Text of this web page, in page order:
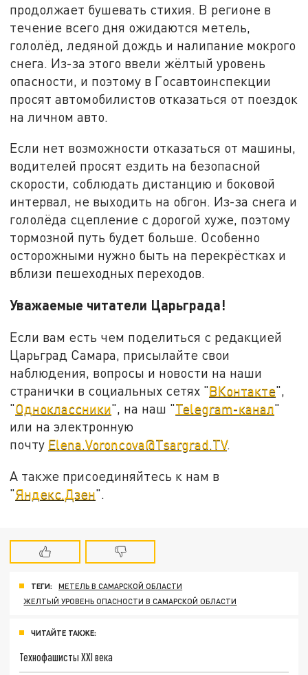
продолжает бушевать стихия. В регионе в
течение всего дня ожидаются метель,
гололёд, ледяной дождь и налипание мокрого
снега. Из-за этого ввели жёлтый уровень
опасности, и поэтому в Госавтоинспекции
просят автомобилистов отказаться от поездок
на личном авто.
Если нет возможности отказаться от машины,
водителей просят ездить на безопасной
скорости, соблюдать дистанцию и боковой
интервал, не выходить на обгон. Из-за снега и
гололёда сцепление с дорогой хуже, поэтому
тормозной путь будет больше. Особенно
осторожными нужно быть на перекрёстках и
вблизи пешеходных переходов.
Уважаемые читатели Царьграда!
Если вам есть чем поделиться с редакцией
Царьград Самара, присылайте свои
наблюдения, вопросы и новости на наши
странички в социальных сетях "ВКонтакте",
"Одноклассники", на наш "Telegram-канал"
или на электронную
почту Elena.Voroncova@Tsargrad.TV.
А также присоединяйтесь к нам в
"Яндекс.Дзен".
ТЕГИ:
МЕТЕЛЬ В САМАРСКОЙ ОБЛАСТИ
ЖЕЛТЫЙ УРОВЕНЬ ОПАСНОСТИ В САМАРСКОЙ ОБЛАСТИ
ЧИТАЙТЕ ТАКЖЕ:
Технофашисты XXI века